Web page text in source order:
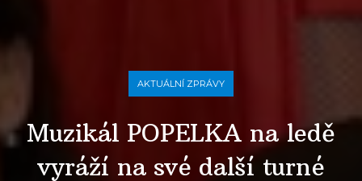
AKTUÁLNÍ ZPRÁVY
Muzikál POPELKA na ledě
vyráží na své další turné